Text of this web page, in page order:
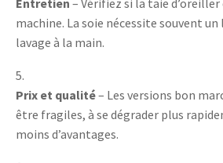
Entretien – Vérifiez si la taie
machine. La soie nécessite souvent un
lavage à la main.
Prix et qualité– Les versions bon
être fragiles, à se dégrader plus
moins d’avantages.